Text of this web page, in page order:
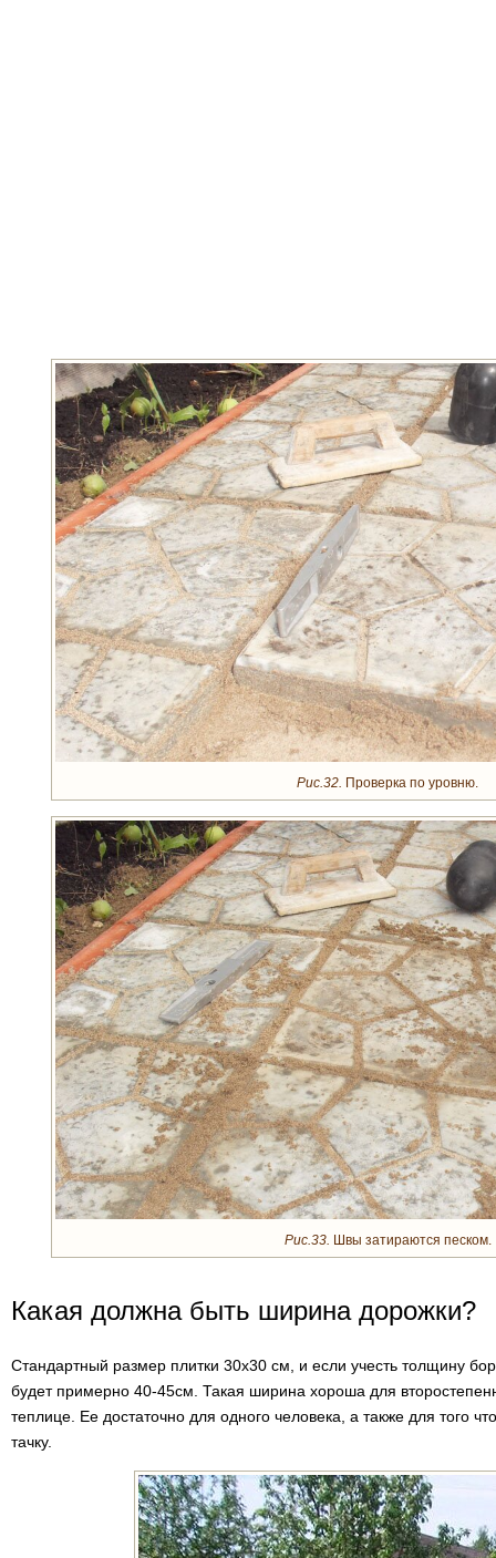
Рис.32. Проверка по уровню.
Рис.33. Швы затираются песком.
Какая должна быть ширина дорожки?
Стандартный размер плитки 30х30 см, и если учесть толщину
будет примерно 40-45см. Такая ширина хороша для
теплице. Ее достаточно для одного человека, а также для того
тачку.